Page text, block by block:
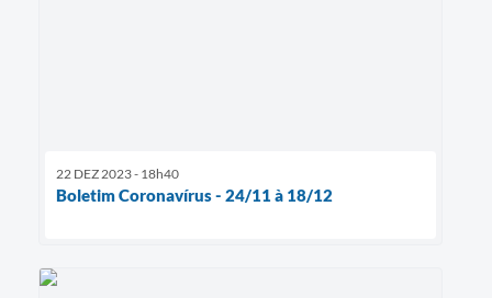
22 DEZ 2023 - 18h40
Boletim Coronavírus - 24/11 à 18/12